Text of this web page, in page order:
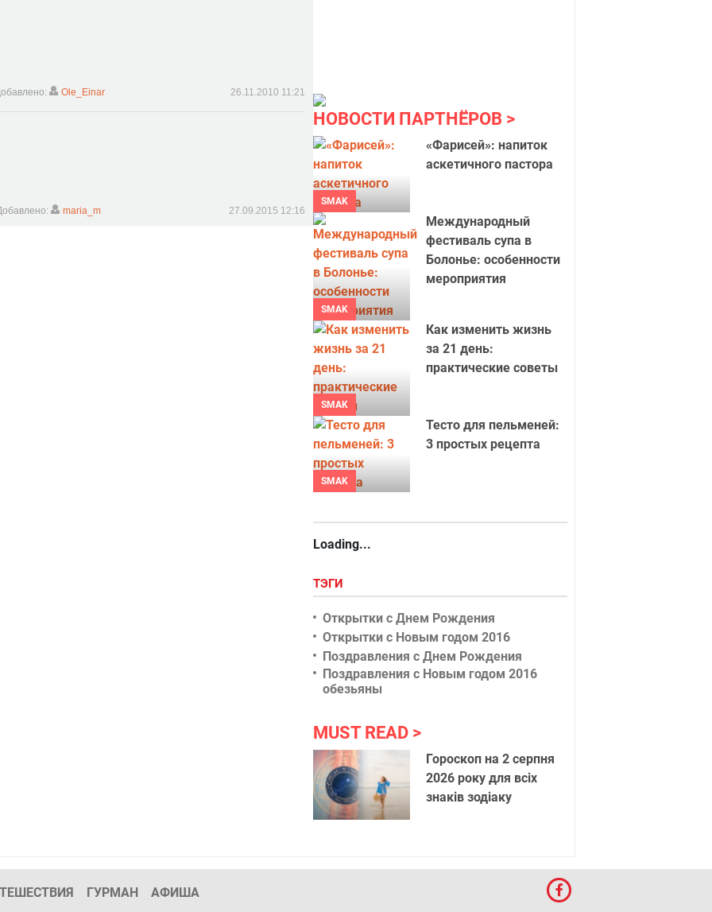
Ole_Einar 26.11.2010 11:21
maria_m 27.09.2015 12:16
НОВОСТИ ПАРТНЁРОВ
SMAK
«Фарисей»: напиток
аскетичного пастора
SMAK
Международный
фестиваль супа в
Болонье: особенности
мероприятия
SMAK
Как изменить жизнь
за 21 день:
практические советы
SMAK
Тесто для пельменей:
3 простых рецепта
Loading...
ТЭГИ
Открытки с Днем Рождения
Открытки с Новым годом 2016
Поздравления с Днем Рождения
Поздравления с Новым годом 2016
обезьяны
MUST READ
Гороскоп на 2 серпня
2026 року для всіх
знаків зодіаку
ГУРМАН АФИША